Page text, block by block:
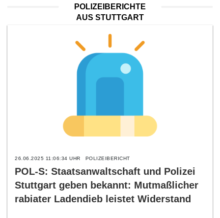
POLIZEIBERICHTE
AUS STUTTGART
26.06.2025 11:06:34 UHR POLIZEIBERICHT
POL-S: Staatsanwaltschaft und Polizei
Stuttgart geben bekannt: Mutmaßlicher
rabiater Ladendieb leistet Widerstand